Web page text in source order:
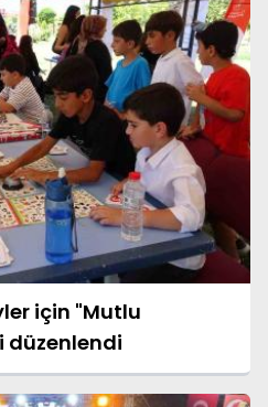
için "Mutlu
düzenlendi